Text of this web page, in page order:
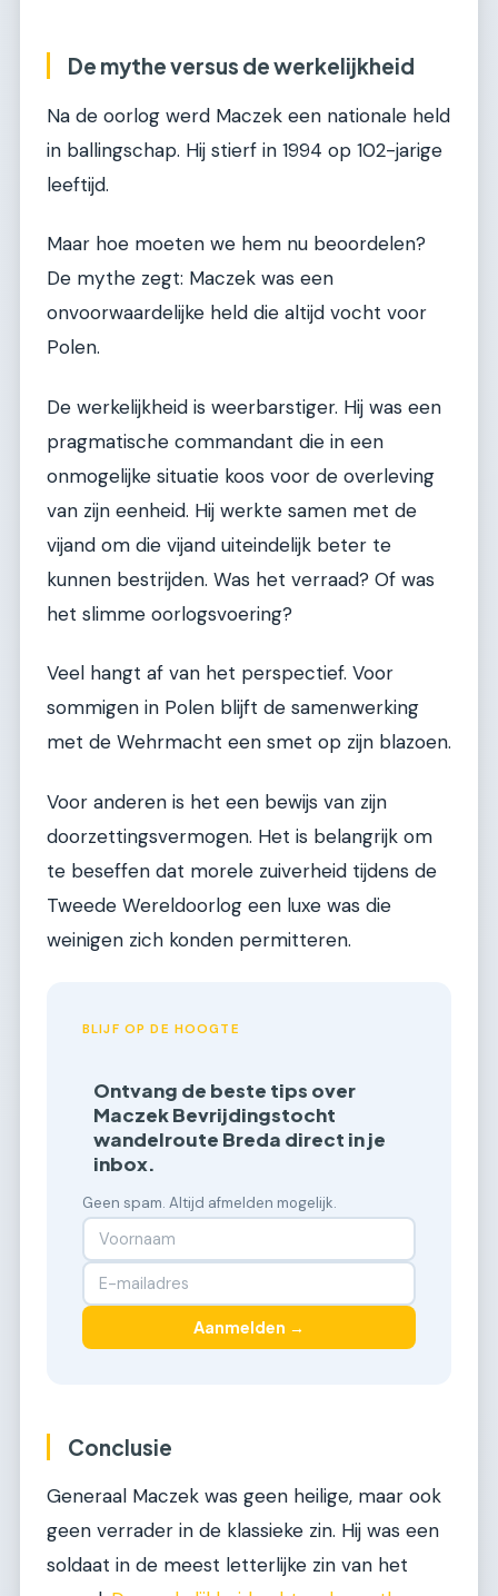
De mythe versus de werkelijkheid
Na de oorlog werd Maczek een nationale held
in ballingschap. Hij stierf in 1994 op 102-jarige
leeftijd.
Maar hoe moeten we hem nu beoordelen?
De mythe zegt: Maczek was een
onvoorwaardelijke held die altijd vocht voor
Polen.
De werkelijkheid is weerbarstiger. Hij was een
pragmatische commandant die in een
onmogelijke situatie koos voor de overleving
van zijn eenheid. Hij werkte samen met de
vijand om die vijand uiteindelijk beter te
kunnen bestrijden. Was het verraad? Of was
het slimme oorlogsvoering?
Veel hangt af van het perspectief. Voor
sommigen in Polen blijft de samenwerking
met de Wehrmacht een smet op zijn blazoen.
Voor anderen is het een bewijs van zijn
doorzettingsvermogen. Het is belangrijk om
te beseffen dat morele zuiverheid tijdens de
Tweede Wereldoorlog een luxe was die
weinigen zich konden permitteren.
BLIJF OP DE HOOGTE
Ontvang de beste tips over
Maczek Bevrijdingstocht
wandelroute Breda direct in je
inbox.
Geen spam. Altijd afmelden mogelijk.
Aanmelden →
Conclusie
Generaal Maczek was geen heilige, maar ook
geen verrader in de klassieke zin. Hij was een
soldaat in de meest letterlijke zin van het